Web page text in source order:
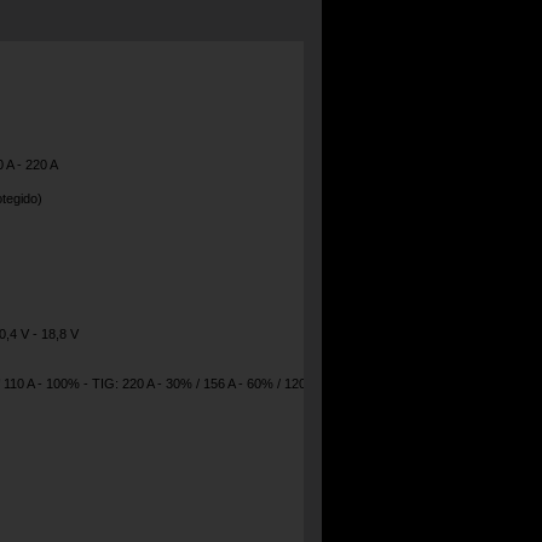
A - 220 A
V - 18,8 V
A - 100% - TIG: 220 A - 30% / 156 A - 60% / 120